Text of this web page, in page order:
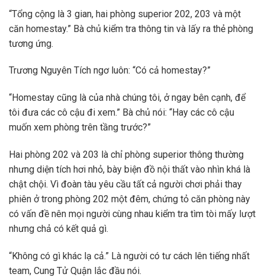
“Tổng cộng là 3 gian, hai phòng superior 202, 203 và một
căn homestay.” Bà chủ kiểm tra thông tin và lấy ra thẻ phòng
tương ứng.
Trương Nguyên Tích ngơ luôn: “Có cả homestay?”
“Homestay cũng là của nhà chúng tôi, ở ngay bên cạnh, để
tôi đưa các cô cậu đi xem.” Bà chủ nói: “Hay các cô cậu
muốn xem phòng trên tầng trước?”
Hai phòng 202 và 203 là chỉ phòng superior thông thường
nhưng diện tích hơi nhỏ, bày biện đồ nội thất vào nhìn khá là
chật chội. Vì đoàn tàu yêu cầu tất cả người chơi phải thay
phiên ở trong phòng 202 một đêm, chứng tỏ căn phòng này
có vấn đề nên mọi người cùng nhau kiểm tra tìm tòi mấy lượt
nhưng chả có kết quả gì.
“Không có gì khác lạ cả.” Là người có tư cách lên tiếng nhất
team, Cung Tử Quận lắc đầu nói.